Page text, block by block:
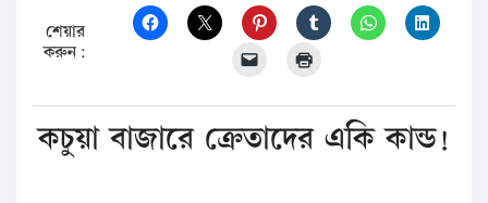
শেয়ার
করুন:
কচুয়া বাজারে ক্রেতাদের একি কান্ড!